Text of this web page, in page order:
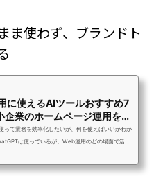
ま使わず、ブランドト
に使えるAIツールおすすめ7
企業のホームページ運用を効
って業務を効率化したいが、何を使えばいいかわか
は使っているが、Web運用のどの場面で活か
い」ウェブ担さんのスタッフは日常のWeb運用業